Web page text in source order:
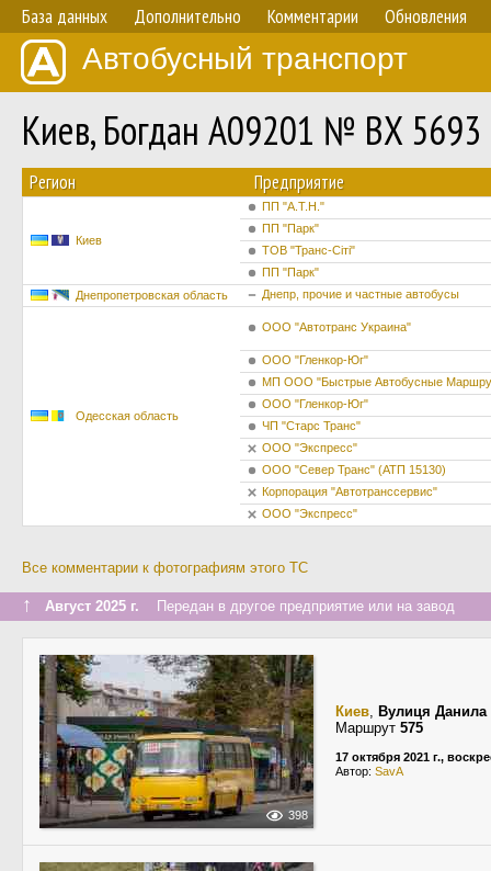
База данных Дополнительно Комментарии Обновления
Автобусный транспорт
Киев, Богдан А09201 № BX 5693
Регион Предприятие
Киев
ПП "А.Т.Н."
ПП "Парк"
ТОВ "Транс-Сіті"
ПП "Парк"
Днепропетровская область
Днепр, прочие и частные автобусы
Одесская область
ООО "Автотранс Украина"
ООО "Гленкор-Юг"
МП ООО "Быстрые Автобусные
ООО "Гленкор-Юг"
ЧП "Старс Транс"
ООО "Экспресс"
ООО "Север Транс" (АТП 15130)
Корпорация "Автотранссервис"
ООО "Экспресс"
Все комментарии к фотографиям этого ТС
↑ Август 2025 г. Передан в другое предприятие или на завод
398
Киев, Вулиця Данила
Маршрут 575
17 октября 2021 г.,
Автор: SavA